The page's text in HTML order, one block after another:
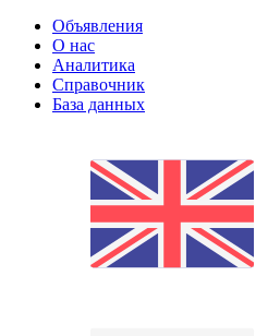
Объявления
О нас
Аналитика
Справочник
База данных